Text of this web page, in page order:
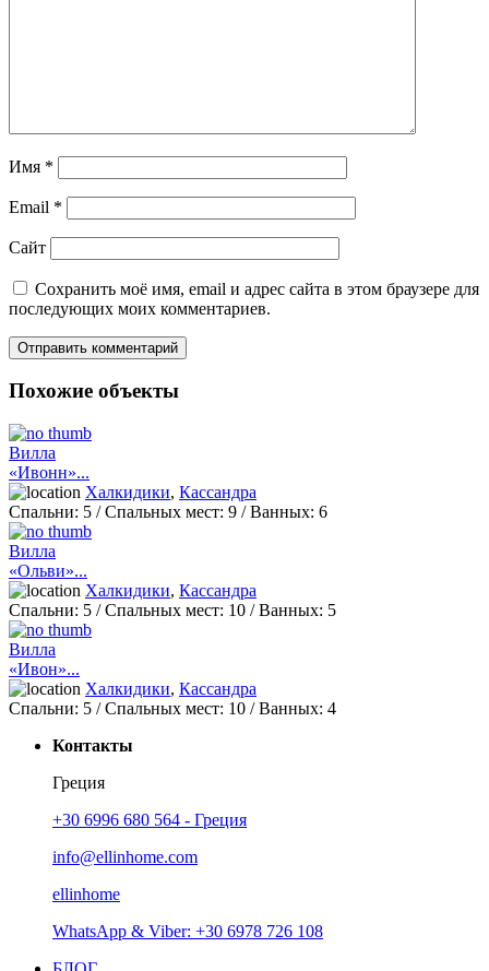
Имя *
Email *
Сайт
Сохранить моё имя, email и адрес сайта в этом браузере для
последующих моих комментариев.
Похожие объекты
Вилла
«Ивонн»...
Халкидики, Кассандра
Спальни: 5 / Спальных мест: 9 /Ванных: 6
Вилла
«Ольви»...
Халкидики, Кассандра
Спальни: 5 / Спальных мест: 10 /Ванных: 5
Вилла
«Ивон»...
Халкидики, Кассандра
Спальни: 5 / Спальных мест: 10 /Ванных: 4
Контакты
Греция
+30 6996 680 564 - Греция
info@ellinhome.com
ellinhome
WhatsApp & Viber: +30 6978 726 108